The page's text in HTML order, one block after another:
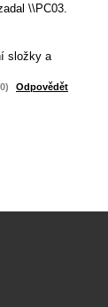
\\PC03.
složky a
Odpovědět